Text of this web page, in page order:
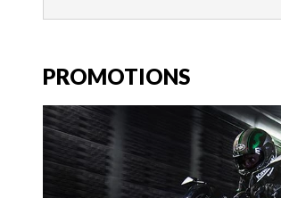
PROMOTIONS